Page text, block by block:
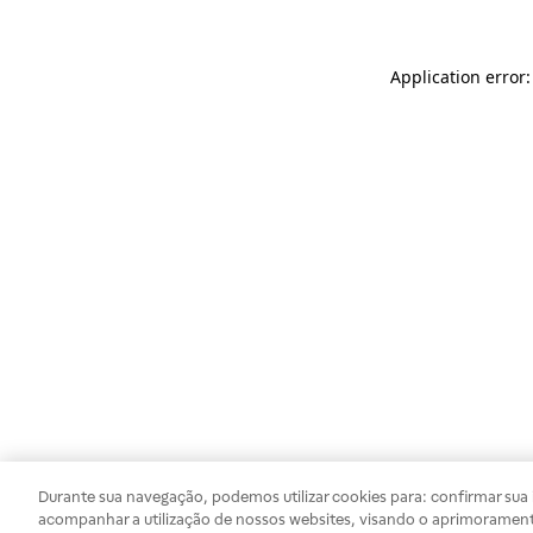
Application
Durante sua navegação, podemos utilizar cookies para: confirmar
acompanhar a utilização de nossos websites, visando o